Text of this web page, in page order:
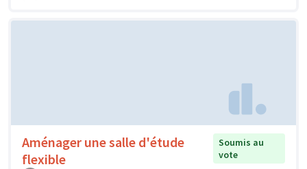
Aménager une salle d'étude
flexible
Soumis au
vote